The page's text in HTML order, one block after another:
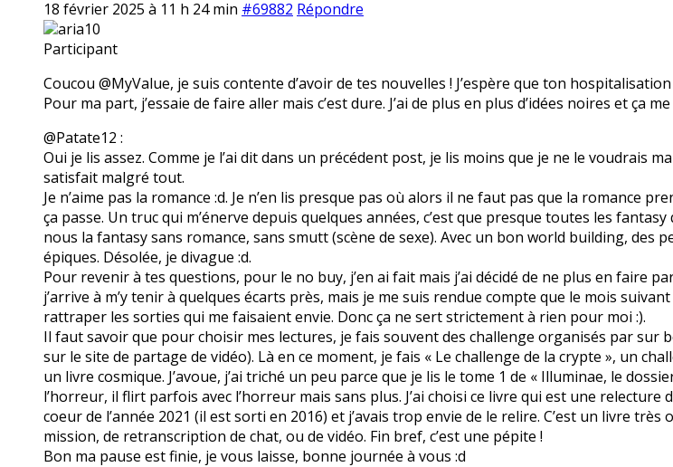
18 février 2025 à 11 h 24 min #69882 Répondre
aria10
Participant
Coucou @MyValue, je suis contente d’avoir de tes nouvelles ! J’espère que ton
Pour ma part, j’essaie de faire aller mais c’est dure. J’ai de plus en plus d’idées noires et ça
@Patate12 :
Oui je lis assez. Comme je l’ai dit dans un précédent post, je lis moins que je ne le voudrais
satisfait malgré tout.
Je n’aime pas la romance :d. Je n’en lis presque pas où alors il ne faut pas que la romance
ça passe. Un truc qui m’énerve depuis quelques années, c’est que presque toutes les
nous la fantasy sans romance, sans smutt (scène de sexe). Avec un bon world building, des
épiques. Désolée, je divague :d.
Pour revenir à tes questions, pour le no buy, j’en ai fait mais j’ai décidé de ne plus en faire
j’arrive à m’y tenir à quelques écarts près, mais je me suis rendue compte que le mois
rattraper les sorties qui me faisaient envie. Donc ça ne sert strictement à rien pour moi :).
Il faut savoir que pour choisir mes lectures, je fais souvent des challenge organisés par sur
sur le site de partage de vidéo). Là en ce moment, je fais « Le challenge de la crypte », un
un livre cosmique. J’avoue, j’ai triché un peu parce que je lis le tome 1 de « Illuminae, le
l’horreur, il flirt parfois avec l’horreur mais sans plus. J’ai choisi ce livre qui est une relecture
coeur de l’année 2021 (il est sorti en 2016) et j’avais trop envie de le relire. C’est un livre
mission, de retranscription de chat, ou de vidéo. Fin bref, c’est une pépite !
Bon ma pause est finie, je vous laisse, bonne journée à vous :d